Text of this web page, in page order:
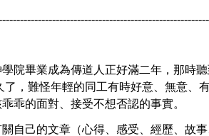
院畢業成為傳道人正好滿二年，那時
了，難怪年輕的同工有時好意、無意、
乖的面對、接受不想否認的事實。
自己的文章（心得、感受、經歷、